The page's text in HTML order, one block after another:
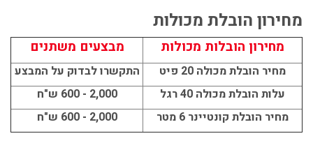
מחירון הובלת מכולות
מחירון הובלות מכולות מבצעים משתנים
מחיר הובלת מכולה 20 פיט
התקשרו לבדוק על המבצע
עלות הובלת מכולה 40 רגל
2,000 - 600 ש"ח
מחיר הובלת קונטיינר 6 מטר
2,000 - 600 ש"ח